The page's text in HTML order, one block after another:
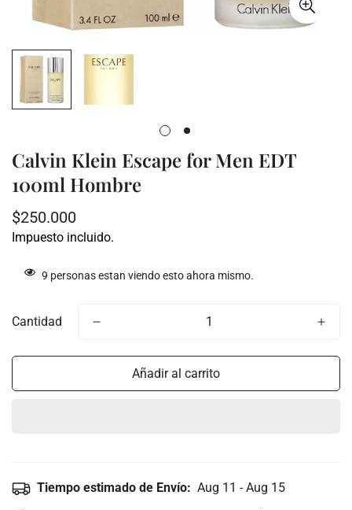
Calvin Klein Escape for Men EDT
100ml Hombre
Precio
regular
$250.000
Impuesto incluido.
9 personas estan viendo esto ahora mismo.
Cantidad
Añadir al carrito
Tiempo estimado de Envío: Aug 11 - Aug 15